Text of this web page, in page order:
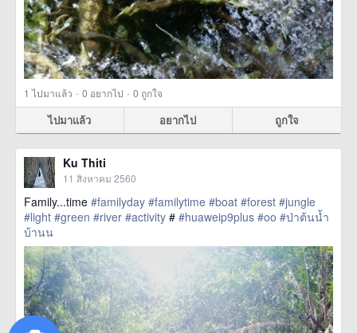
1 ไปมาแล้ว · 0 อยากไป · 0 ถูกใจ
ไปมาแล้ว อยากไป ถูกใจ
Ku Thiti
11 สิงหาคม 2560
Family...time #familyday #familytime #boat #forest #jungle
#light #green #river #activity # #huaweip9plus #oo #ป่าต้นน้ำ
บ้านน
href=https://m.thetrippacker.com/th/image/location/208492>
more